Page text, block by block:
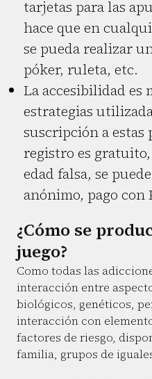
tarjetas para las
hace que en
se pueda realizar
póker, ruleta, etc.
La accesibilidad es
estrategias
suscripción a
registro es
edad falsa, se
anónimo, pago con
¿Cómo se
juego?
Como todas las
interacción entre
biológicos, genéticos,
interacción con
factores de riesgo,
familia, grupos de